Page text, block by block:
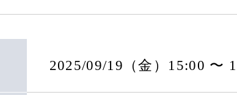
2025/09/19（金）15:00 〜